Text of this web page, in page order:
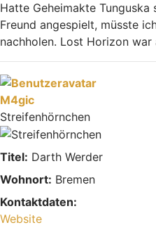
Hatte Geheimakte Tunguska
Freund angespielt, müsste
nachholen. Lost Horizon
Nach oben
M4gic
Streifenhörnchen
Titel: Darth Werder
Wohnort: Bremen
Kontaktdaten:
Kontaktdaten von M4gic
Website